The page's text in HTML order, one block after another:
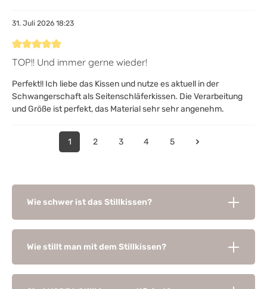
31. Juli 2026 18:23
Bewertung mit 5 von 5 Sternen
TOP!! Und immer gerne wieder!
Perfekt!! Ich liebe das Kissen und nutze es aktuell in der
Schwangerschaft als Seitenschläferkissen. Die Verarbeitung
und Größe ist perfekt, das Material sehr sehr angenehm.
1 2 3 4 5
Wie schwer ist das Stillkissen?
Wie stillt man mit dem Stillkissen?